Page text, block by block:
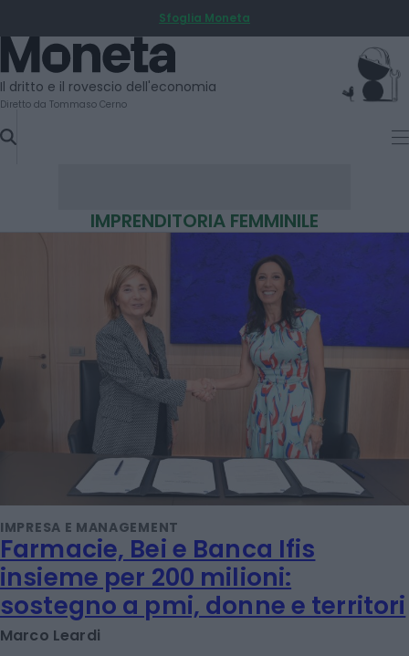
TO
CONTENT
Sfoglia Moneta
Moneta
Il dritto e il rovescio dell'economia
Diretto da Tommaso Cerno
IMPRENDITORIA FEMMINILE
IMPRESA E MANAGEMENT
Farmacie, Bei e Banca Ifis
insieme per 200 milioni:
sostegno a pmi, donne e territori
Marco Leardi